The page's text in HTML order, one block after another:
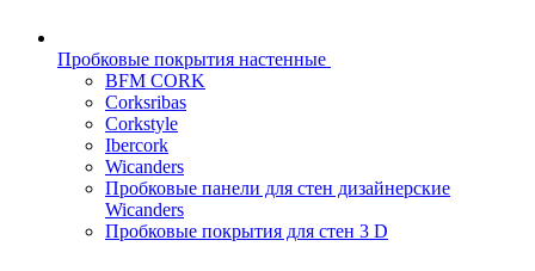
Пробковые покрытия настенные
BFM CORK
Corksribas
Corkstyle
Ibercork
Wicanders
Пробковые панели для стен дизайнерские
Wicanders
Пробковые покрытия для стен 3 D